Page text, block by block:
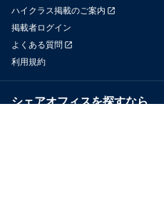
ハイクラス掲載のご案内
掲載者ログイン
よくある質問
利用規約
シェアオフィスを探すなら